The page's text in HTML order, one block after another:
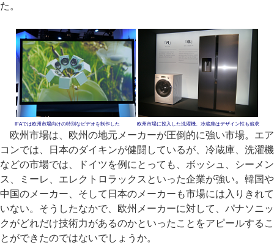
た。
IFAでは欧州市場向けの特別なビデオを制作した 欧州市場に投入した洗濯機、冷蔵庫はデザイン性も追求
欧州市場は、欧州の地元メーカーが圧倒的に強い市場。エア
コンでは、日本のダイキンが健闘しているが、冷蔵庫、洗濯機
などの市場では、ドイツを例にとっても、ボッシュ、シーメン
ス、ミーレ、エレクトロラックスといった企業が強い。韓国や
中国のメーカー、そして日本のメーカーも市場には入りきれて
いない。そうしたなかで、欧州メーカーに対して、パナソニッ
クがどれだけ技術力があるのかといったことをアピールするこ
とができたのではないでしょうか。